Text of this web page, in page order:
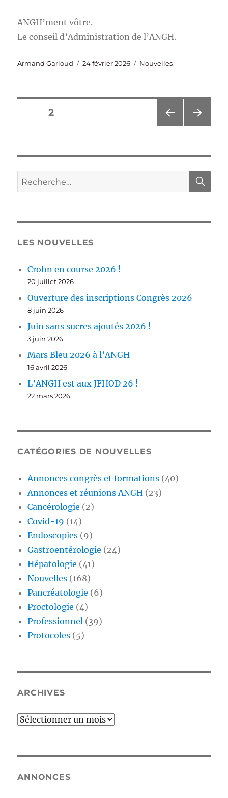
ANGH’ment vôtre.
Le conseil d’Administration de l’ANGH.
Auteur
Armand Garioud
Publié
24 février 2026 Catégories
Nouvelles
Pagination
publications
CÉD
ENT
PAGE2
ANT
E
Recherche
pour :
LES NOUVELLES
Crohn en course 2026 !
20 juillet 2026
Ouverture des inscriptions Congrès 2026
8 juin 2026
Juin sans sucres ajoutés 2026 !
3 juin 2026
Mars Bleu 2026 à l’ANGH
16 avril 2026
L’ANGH est aux JFHOD 26 !
22 mars 2026
CATÉGORIES DE NOUVELLES
Annonces congrès et formations (40)
Annonces et réunions ANGH (23)
Cancérologie (2)
Covid-19 (14)
Endoscopies (9)
Gastroentérologie (24)
Hépatologie (41)
Nouvelles (168)
Pancréatologie (6)
Proctologie (4)
Professionnel (39)
Protocoles (5)
ARCHIVES
Archives
ANNONCES